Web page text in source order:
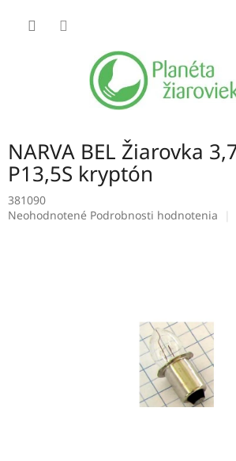
NARVA BEL Žiarovka
P13,5S kryptón
381090
Priemerné
Neohodnotené Podrobnosti hodnotenia